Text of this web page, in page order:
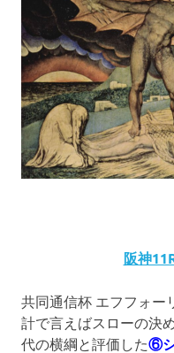
阪神
共同通信杯 エフフォー
計で言えばスローの決
代の横綱と評価した⑥